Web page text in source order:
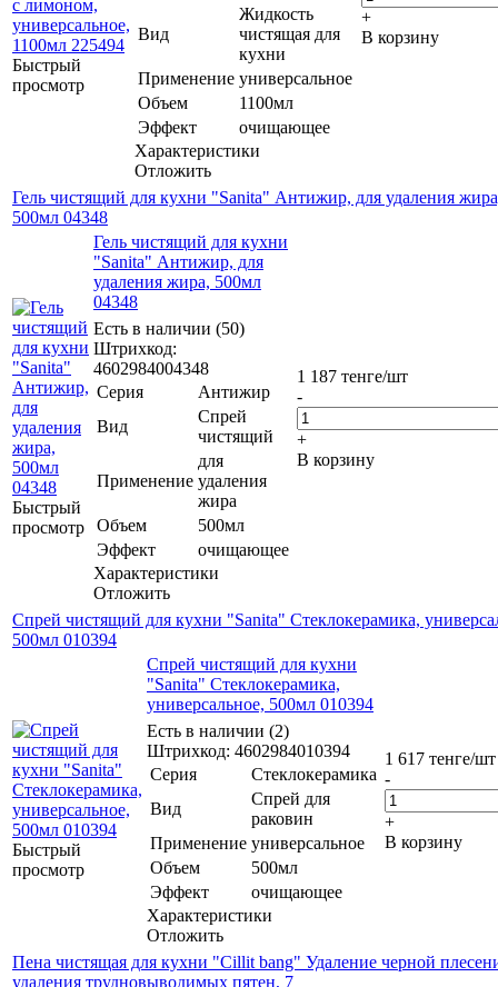
Быстрый
просмотр
Вид
Жидкость
чистящая для
кухни
Применение универсальное
Объем
1100мл
Эффект
очищающее
Характеристики
Отложить
+
В корзину
Гель чистящий для кухни "Sanita" Антижир, для удаления
500мл 04348
Быстрый
просмотр
Гель чистящий для кухни
"Sanita" Антижир, для
удаления жира, 500мл
04348
Есть в наличии (50)
Штрихкод:
4602984004348
Серия
Антижир
Вид
Спрей
чистящий
Применение
для
удаления
жира
Объем
500мл
Эффект
очищающее
Характеристики
Отложить
1 187 тенге/шт
-
+
В корзину
Спрей чистящий для кухни "Sanita" Стеклокерамика,
500мл 010394
Быстрый
просмотр
Спрей чистящий для кухни
"Sanita" Стеклокерамика,
универсальное, 500мл 010394
Есть в наличии (2)
Штрихкод: 4602984010394
Серия
Стеклокерамика
Вид
Спрей для
раковин
Применение универсальное
Объем
500мл
Эффект
очищающее
Характеристики
Отложить
1 617 тенге/шт
-
+
В корзину
Пена чистящая для кухни "Cillit bang" Удаление черной
удаления трудновыводимых пятен, 7